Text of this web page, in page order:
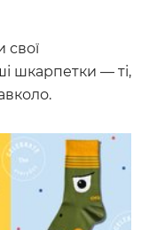
свої
шкарпетки — ті,